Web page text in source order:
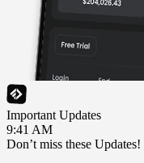
Important Updates
9:41 AM
Don’t miss these Updates!